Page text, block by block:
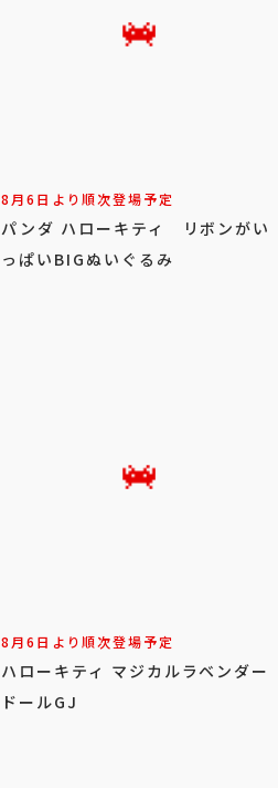
8月6日より順次登場予定
パンダ ハローキティ リボンがい
っぱいBIGぬいぐるみ
8月6日より順次登場予定
ハローキティ マジカルラベンダー
ドールGJ